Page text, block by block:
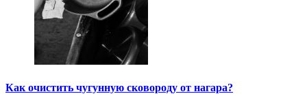
Как очистить чугунную сковороду от нагара?